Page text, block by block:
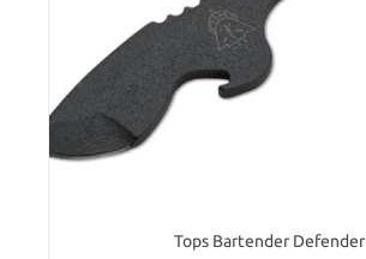
Tops Bartender Defender